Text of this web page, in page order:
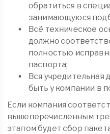
обратиться в
занимающуюся
Всё техническое
должно
полностью
паспорта;
Вся учредительная
быть у компании в
Если компания
вышеперечисленным
этапом будет сбор